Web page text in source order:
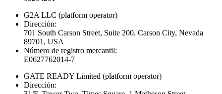
G2A LLC (platform operator)
Dirección:
701 South Carson Street, Suite 200, Carson City, Nevada
89701, USA
Número de registro mercantil:
E0627762014-7
GATE READY Limited (platform operator)
Dirección: